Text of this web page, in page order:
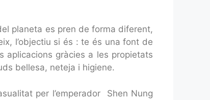
planeta es pren de forma diferent,
l’objectiu si és : te és una font de
aplicacions gràcies a les propietats
bellesa, neteja i higiene.
per l’emperador
Shen Nung